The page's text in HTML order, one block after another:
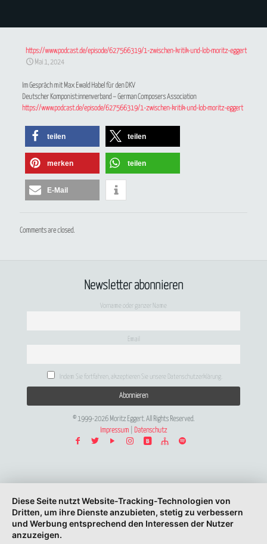
https://www.podcast.de/episode/627566319/1-zwischen-kritik-und-lob-moritz-eggert
Mai 1, 2024
Im Gespräch mit Max Ewald Habel für den DKV
Deutscher Komponist:innenverband – German Composers Association
https://www.podcast.de/episode/627566319/1-zwischen-kritik-und-lob-moritz-eggert
teilen teilen
merken teilen
E-Mail
Comments are closed.
Newsletter abonnieren
Vorname oder ganzer Name
Email
Indem Sie fortfahren, akzeptieren Sie unsere Datenschutzerklärung.
© 1999-2026 Moritz Eggert. All Rights Reserved.
Impressum
Datenschutz
Diese Seite nutzt Website-Tracking-Technologien von
Dritten, um ihre Dienste anzubieten, stetig zu verbessern
und Werbung entsprechend den Interessen der Nutzer
anzuzeigen.